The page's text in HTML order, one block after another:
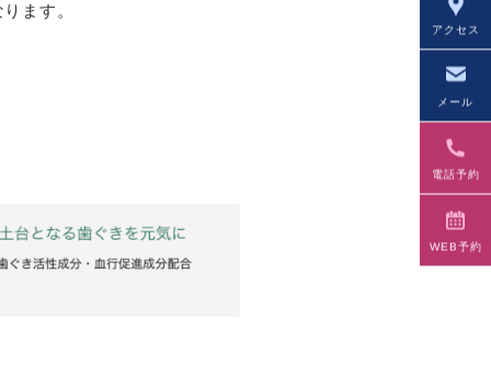
アクセス
メール
電話予約
WEB予約
ます。